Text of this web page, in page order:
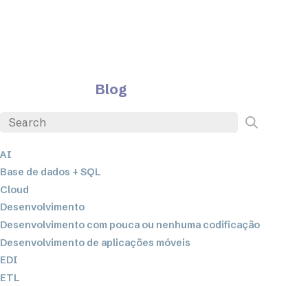
Blog
AI
Base de dados + SQL
Cloud
Desenvolvimento
Desenvolvimento com pouca ou nenhuma codificação
Desenvolvimento de aplicações móveis
EDI
ETL